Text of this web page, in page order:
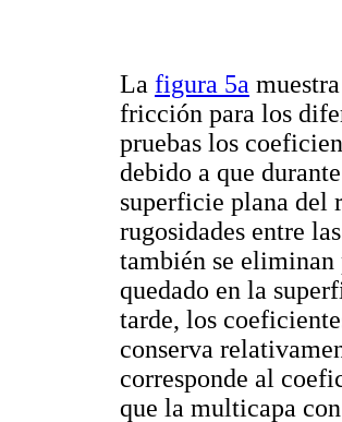
La figura 5a
fricción para los
pruebas los
debido a que
superficie plana del
rugosidades entre
también se eliminan
quedado en la
tarde, los
conserva
corresponde al
que la multicapa